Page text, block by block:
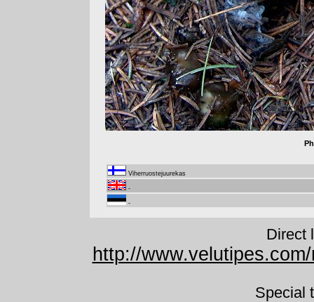
Viherruostejuurekas
-
-
Direct
http://
Special